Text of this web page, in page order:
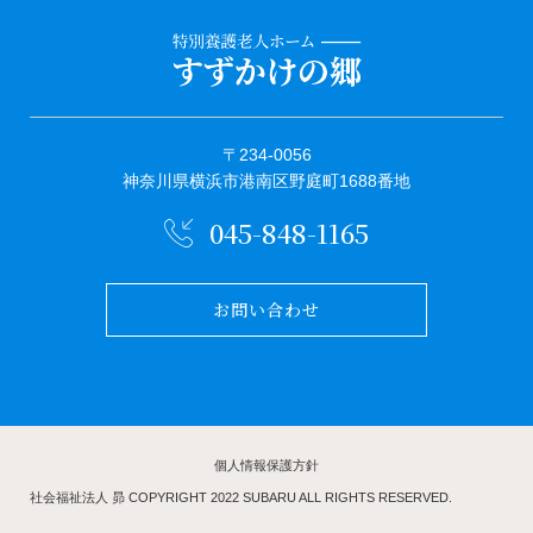
〒234-0056
神奈川県横浜市港南区野庭町1688番地
045-848-1165
お問い合わせ
個人情報保護方針
社会福祉法人 昴 COPYRIGHT 2022 SUBARU ALL RIGHTS RESERVED.